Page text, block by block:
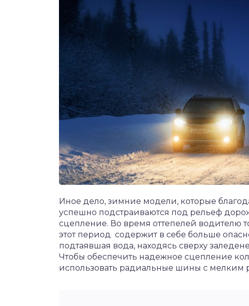
Иное дело, зимние модели, которые
успешно подстраиваются под рельеф
сцепление. Во время оттепелей водителю
этот период содержит в себе больше
подтаявшая вода, находясь сверху
Чтобы обеспечить надежное сцепление
использовать радиальные шины с мелким